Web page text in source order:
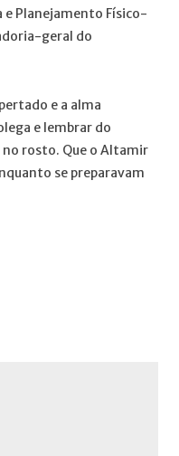
e Planejamento Físico-
geral do
e a alma
e lembrar do
rosto. Que o Altamir
se preparavam